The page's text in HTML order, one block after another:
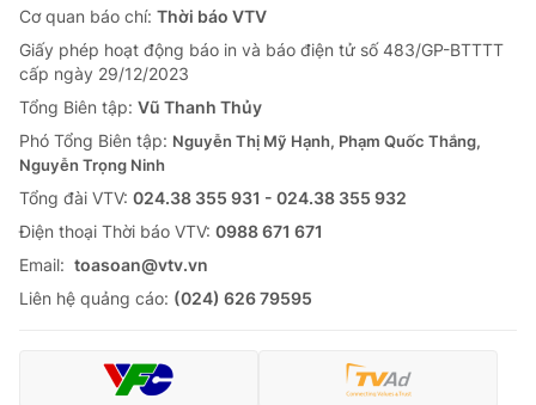
Cơ quan báo chí: Thời báo VTV
Giấy phép hoạt động báo in và báo điện tử số 483/GP-BTTTT
cấp ngày 29/12/2023
Tổng Biên tập: Vũ Thanh Thủy
Phó Tổng Biên tập: Nguyễn Thị Mỹ Hạnh, Phạm Quốc Thắng,
Nguyễn Trọng Ninh
Tổng đài VTV: 024.38 355 931 - 024.38 355 932
Ðiện thoại Thời báo VTV: 0988 671 671
Email: toasoan@vtv.vn
Liên hệ quảng cáo: (024) 626 79595